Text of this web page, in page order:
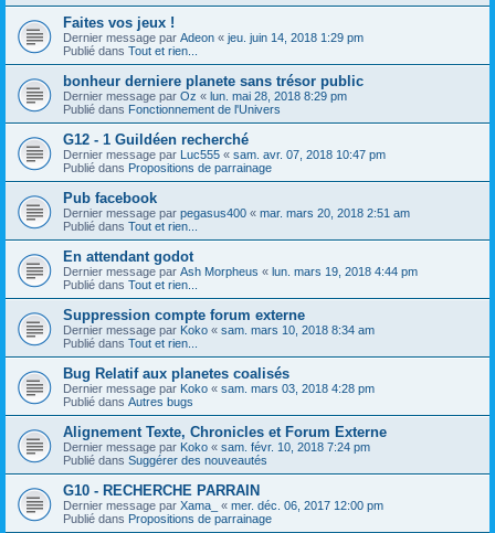
Faites vos jeux !
Dernier message par Adeon « jeu. juin 14, 2018 1:29 pm
Publié dans Tout et rien...
bonheur derniere planete sans trésor public
Dernier message par Oz « lun. mai 28, 2018 8:29 pm
Publié dans Fonctionnement de l'Univers
G12 - 1 Guildéen recherché
Dernier message par Luc555 « sam. avr. 07, 2018 10:47 pm
Publié dans Propositions de parrainage
Pub facebook
Dernier message par pegasus400 « mar. mars 20, 2018 2:51 am
Publié dans Tout et rien...
En attendant godot
Dernier message par Ash Morpheus « lun. mars 19, 2018 4:44 pm
Publié dans Tout et rien...
Suppression compte forum externe
Dernier message par Koko « sam. mars 10, 2018 8:34 am
Publié dans Tout et rien...
Bug Relatif aux planetes coalisés
Dernier message par Koko « sam. mars 03, 2018 4:28 pm
Publié dans Autres bugs
Alignement Texte, Chronicles et Forum Externe
Dernier message par Koko « sam. févr. 10, 2018 7:24 pm
Publié dans Suggérer des nouveautés
G10 - RECHERCHE PARRAIN
Dernier message par Xama_ « mer. déc. 06, 2017 12:00 pm
Publié dans Propositions de parrainage